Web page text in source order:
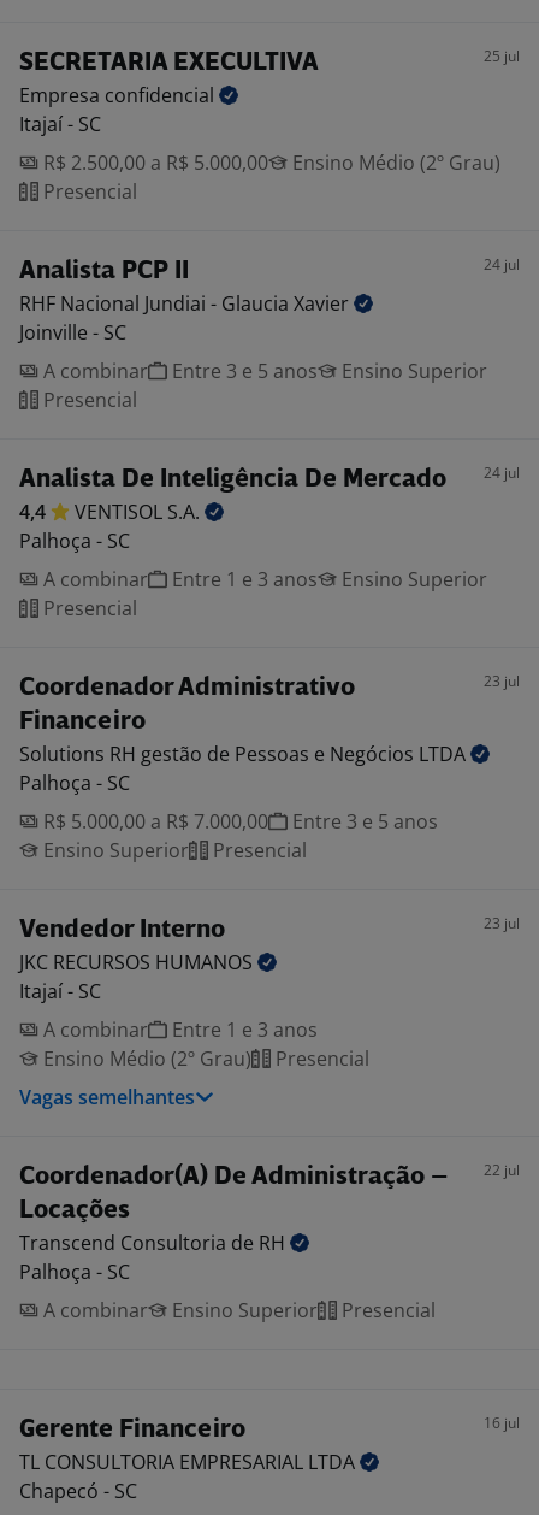
SECRETARIA EXECULTIVA 25 jul
Empresa confidencial
Itajaí - SC
R$ 2.500,00 a R$ 5.000,00
Ensino Médio (2º Grau)
Presencial
Analista PCP II 24 jul
RHF Nacional Jundiai - Glaucia Xavier
Joinville - SC
A combinar
Entre 3 e 5 anos
Ensino Superior
Presencial
Analista De Inteligência De Mercado 24 jul
4,4 VENTISOL S.A.
Palhoça - SC
A combinar
Entre 1 e 3 anos
Ensino Superior
Presencial
Coordenador Administrativo
Financeiro
23 jul
Solutions RH gestão de Pessoas e Negócios LTDA
Palhoça - SC
R$ 5.000,00 a R$ 7.000,00
Entre 3 e 5 anos
Ensino Superior
Presencial
Vendedor Interno 23 jul
JKC RECURSOS HUMANOS
Itajaí - SC
A combinar
Entre 1 e 3 anos
Ensino Médio (2º Grau)
Presencial
Vagas semelhantes
Coordenador(A) De Administração –
Locações
22 jul
Transcend Consultoria de RH
Palhoça - SC
A combinar
Ensino Superior Presencial
Gerente Financeiro 16 jul
TL CONSULTORIA EMPRESARIAL LTDA
Chapecó - SC